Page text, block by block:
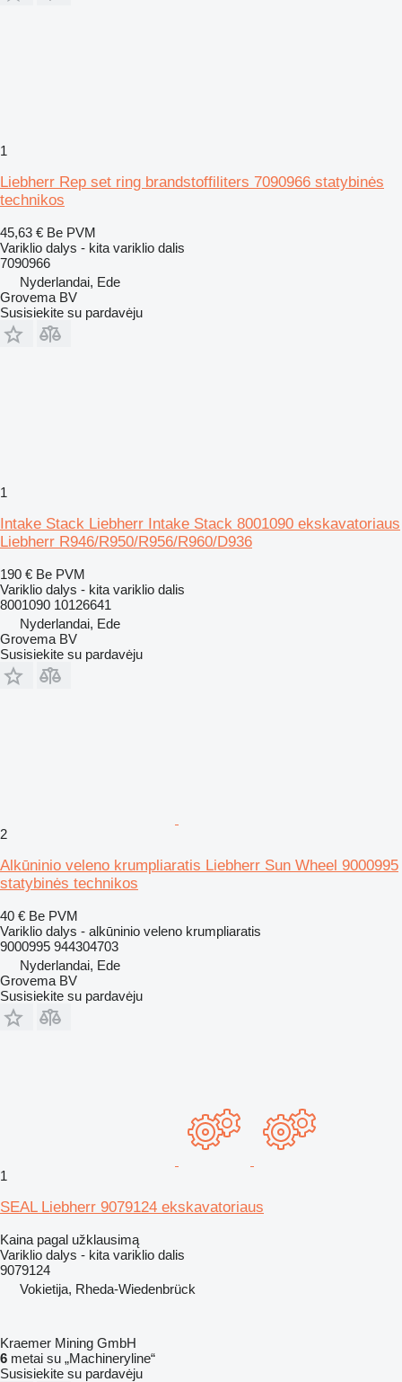
1
Liebherr Rep set ring brandstoffiliters 7090966 statybinės
technikos
45,63 € Be PVM
Variklio dalys - kita variklio dalis
7090966
Nyderlandai, Ede
Grovema BV
Susisiekite su pardavėju
1
Intake Stack Liebherr Intake Stack 8001090 ekskavatoriaus
Liebherr R946/R950/R956/R960/D936
190 € Be PVM
Variklio dalys - kita variklio dalis
8001090 10126641
Nyderlandai, Ede
Grovema BV
Susisiekite su pardavėju
2
Alkūninio veleno krumpliaratis Liebherr Sun Wheel 9000995
statybinės technikos
40 € Be PVM
Variklio dalys - alkūninio veleno krumpliaratis
9000995 944304703
Nyderlandai, Ede
Grovema BV
Susisiekite su pardavėju
1
SEAL Liebherr 9079124 ekskavatoriaus
Kaina pagal užklausimą
Variklio dalys - kita variklio dalis
9079124
Vokietija, Rheda-Wiedenbrück
Kraemer Mining GmbH
6 metai su „Machineryline“
Susisiekite su pardavėju